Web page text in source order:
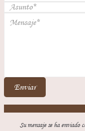
Enviar
Su mensaje se ha enviado